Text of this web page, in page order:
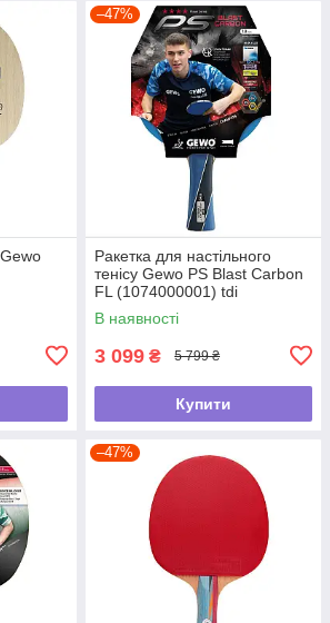
–47%
Ракетка для настільного
тенісу Gewo PS Blast Carbon
FL (1074000001) tdi
В наявності
3 099 ₴ 5 799 ₴
Купити
–47%